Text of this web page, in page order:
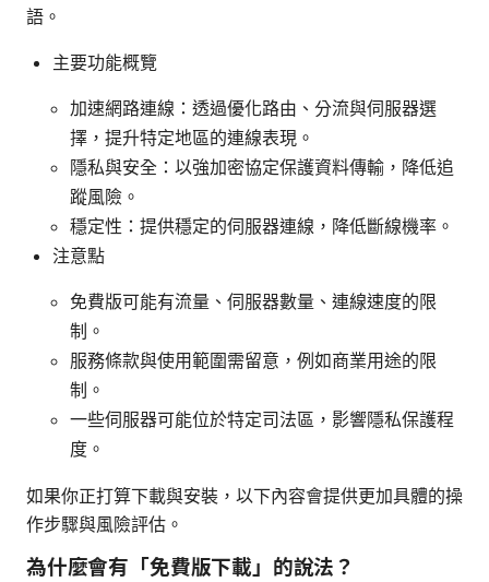
語。
主要功能概覽
加速網路連線：透過優化路由、分流與伺服器選
擇，提升特定地區的連線表現。
隱私與安全：以強加密協定保護資料傳輸，降低追
蹤風險。
穩定性：提供穩定的伺服器連線，降低斷線機率。
注意點
免費版可能有流量、伺服器數量、連線速度的限
制。
服務條款與使用範圍需留意，例如商業用途的限
制。
一些伺服器可能位於特定司法區，影響隱私保護程
度。
如果你正打算下載與安裝，以下內容會提供更加具體的操
作步驟與風險評估。
為什麼會有「免費版下載」的說法？